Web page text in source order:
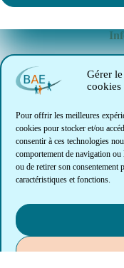
Gérer
cookies
Pour offrir les meilleures
cookies pour stocker et/ou
consentir à ces technologies
comportement de navigation
ou de retirer son consentement
caractéristiques et fonctions.